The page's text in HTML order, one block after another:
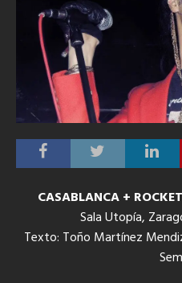
CASABLANCA +
Sala Utopía,
Texto: Toño Martínez